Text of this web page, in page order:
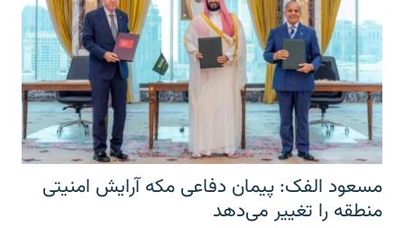
مسعود الفک: پیمان دفاعی مکه آرایش امنیتی
منطقه را تغییر می‌دهد